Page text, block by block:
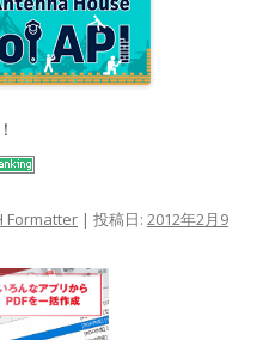
Formatter | 投稿日: 2012年2月9